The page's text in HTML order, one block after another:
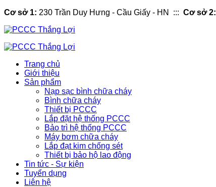
Cơ sở 1: 230 Trần Duy Hưng - Cầu Giấy - HN ::: Cơ sở 2:
Trang chủ
Giới thiệu
Sản phẩm
Nạp sạc bình chữa cháy
Bình chữa cháy
Thiết bị PCCC
Lắp đặt hệ thống PCCC
Bảo trì hệ thống PCCC
Máy bơm chữa cháy
Lắp đạt kim chống sét
Thiết bị bảo hộ lao động
Tin tức - Sự kiện
Tuyển dụng
Liên hệ